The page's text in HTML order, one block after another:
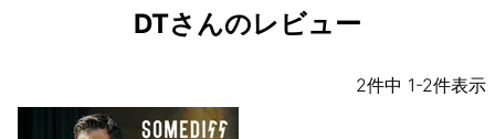
DTさんのレビュー
2件中 1-2件表示